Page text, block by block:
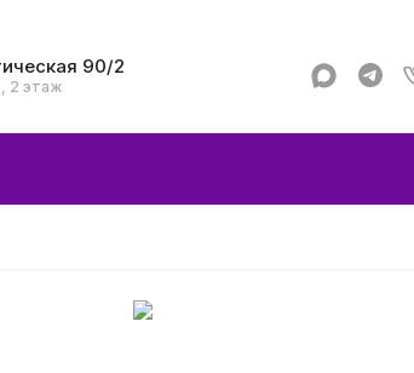
90/2
2 этаж